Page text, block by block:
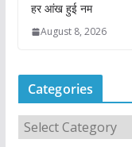
हर आंख हुई नम
August 8, 2026
Categories